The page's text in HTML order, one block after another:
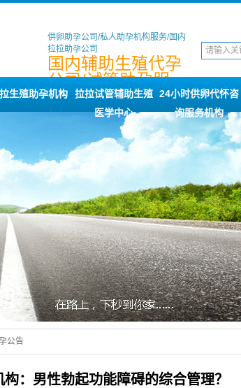
供卵助孕公司/私人助孕机构服务/国内
拉拉助孕公司
国内辅助生殖代孕
公司/试管助孕服
务/拉拉代孕机构
生殖助孕机构
拉拉试管辅助生殖
医学中心
24小时供卵代怀咨
询服务机构
公告
：男性勃起功能障碍的综合管理？